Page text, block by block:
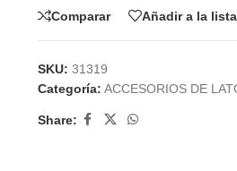
Comparar Añadir a la
SKU: 31319
Categoría: ACCESORIOS DE
Share: